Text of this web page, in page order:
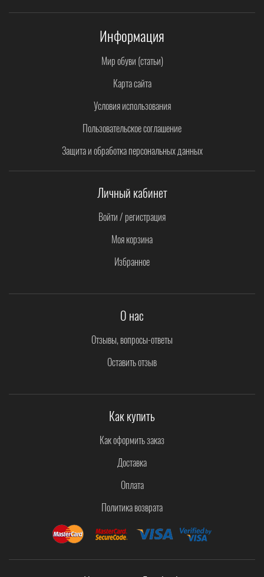
Информация
Мир обуви (статьи)
Карта сайта
Условия использования
Пользовательское соглашение
Защита и обработка персональных данных
Личный кабинет
Войти / регистрация
Моя корзина
Избранное
О нас
Отзывы, вопросы-ответы
Оставить отзыв
Как купить
Как оформить заказ
Доставка
Оплата
Политика возврата